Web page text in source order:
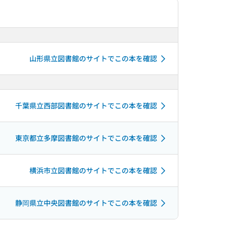
山形県立図書館のサイトでこの本を確認
千葉県立西部図書館のサイトでこの本を確認
東京都立多摩図書館のサイトでこの本を確認
横浜市立図書館のサイトでこの本を確認
静岡県立中央図書館のサイトでこの本を確認